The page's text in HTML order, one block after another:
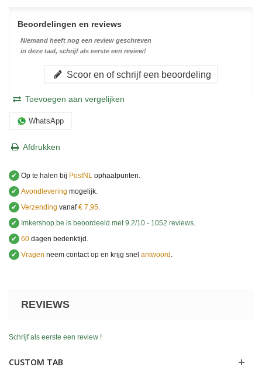
Beoordelingen en reviews
Niemand heeft nog een review geschreven
in deze taal, schrijf als eerste een review!
Scoor en of schrijf een beoordeling
Toevoegen aan vergelijken
WhatsApp
Afdrukken
✔ Op te halen bij PostNL ophaalpunten.
✔ Avondlevering mogelijk.
✔ Verzending vanaf€ 7,95.
✔
Imkershop.be is beoordeeld met9.2/10 - 1052 reviews.
✔ 60 dagen bedenktijd.
✔ Vragen neem contact op en krijg snel antwoord .
REVIEWS
Schrijf als eerste een review !
CUSTOM TAB